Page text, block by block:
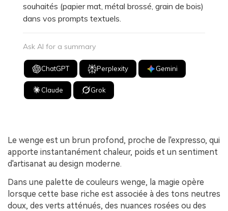
souhaités (papier mat, métal brossé, grain de bois)
dans vos prompts textuels.
Ask AI for a summary
ChatGPT Perplexity Gemini
Claude Grok
Le wenge est un brun profond, proche de l'expresso, qui
apporte instantanément chaleur, poids et un sentiment
d'artisanat au design moderne.
Dans une palette de couleurs wenge, la magie opère
lorsque cette base riche est associée à des tons neutres
doux, des verts atténués, des nuances rosées ou des